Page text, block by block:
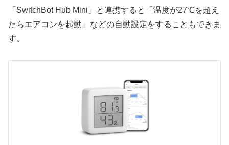
「SwitchBot Hub Mini」と連携すると「温度が27℃を超え
たらエアコンを起動」などの自動設定をすることもできま
す。